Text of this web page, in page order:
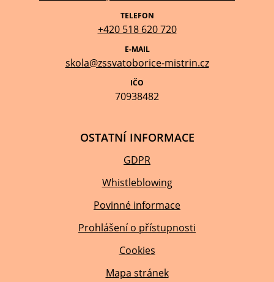
TELEFON
+420 518 620 720
E-MAIL
skola@zssvatoborice-mistrin.cz
IČO
70938482
OSTATNÍ INFORMACE
GDPR
Whistleblowing
Povinné informace
Prohlášení o přístupnosti
Cookies
Mapa stránek